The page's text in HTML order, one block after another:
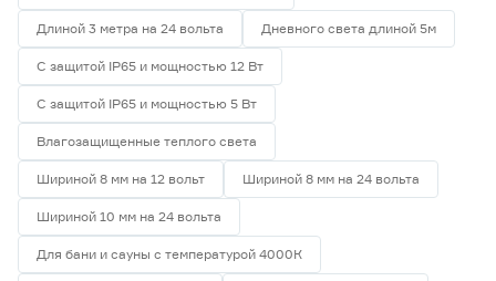
Длиной 3 метра на 24 вольта Дневного света длиной 5м
С защитой IP65 и мощностью 12 Вт
С защитой IP65 и мощностью 5 Вт
Влагозащищенные теплого света
Шириной 8 мм на 12 вольт Шириной 8 мм на 24 вольта
Шириной 10 мм на 24 вольта
Для бани и сауны с температурой 4000К